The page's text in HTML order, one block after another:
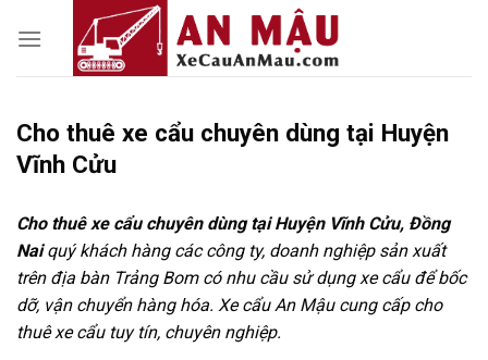
Cho thuê xe cẩu chuyên dùng tại Huyện
Vĩnh Cửu
Cho thuê xe cẩu chuyên dùng tại Huyện Vĩnh Cửu, Đồng
Naiquý khách hàng các công ty, doanh nghiệp sản xuất
trên địa bàn Trảng Bom có nhu cầu sử dụng xe cẩu để bốc
dỡ, vận chuyển hàng hóa. Xe cẩu An Mậu cung cấp cho
thuê xe cẩu tuy tín, chuyên nghiệp.